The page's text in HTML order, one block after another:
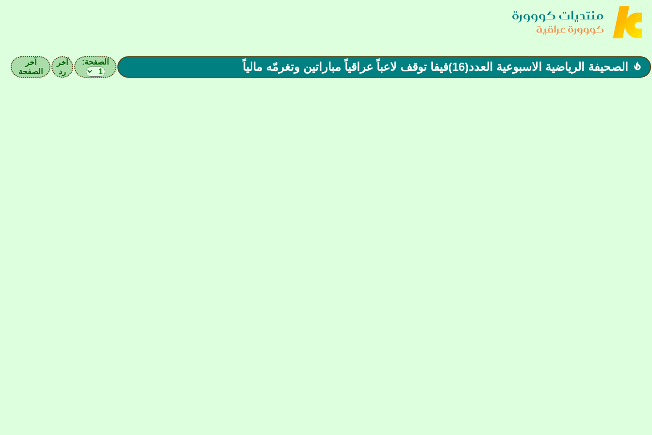
منتديات كووورة
كووورة عراقية
 الصحيفة الرياضية الاسبوعية العدد(16)فيفا توقف لاعباً عراقياً مباراتين وتغرمّه مالياً الصفحة:
آخر
رد
آخر
الصفحة